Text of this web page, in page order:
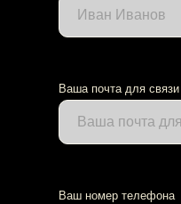
Ваша почта для связи
Ваш номер телефона